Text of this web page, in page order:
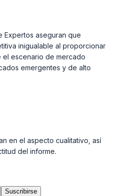
Expertos aseguran que
inigualable al proporcionar
el escenario de mercado
emergentes y de alto
en el aspecto cualitativo, así
del informe.
Suscribirse